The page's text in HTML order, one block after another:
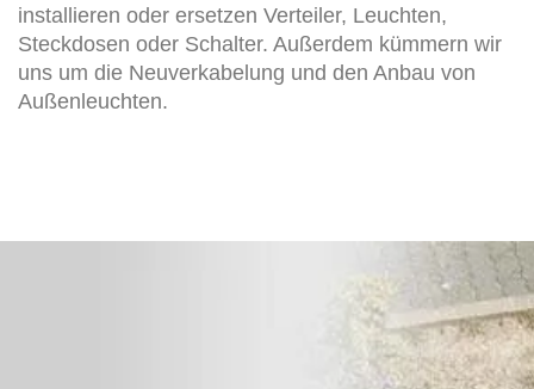
installieren oder ersetzen Verteiler, Leuchten,
Steckdosen oder Schalter. Außerdem kümmern wir
uns um die Neuverkabelung und den Anbau von
Außenleuchten.